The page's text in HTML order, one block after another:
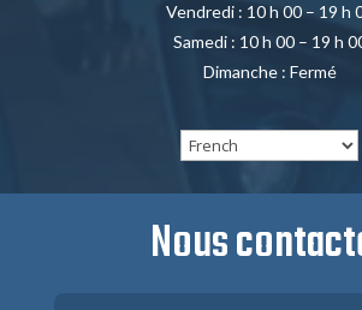
Vendredi : 10 h 00 – 19 h
Samedi : 10 h 00 – 19 h
Dimanche : Fermé
Nous